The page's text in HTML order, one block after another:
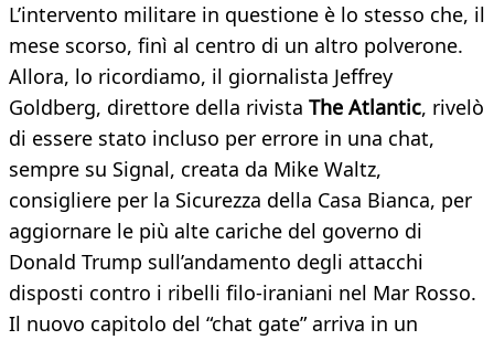
L’intervento militare in questione è lo stesso che, il
mese scorso, finì al centro di un altro polverone.
Allora, lo ricordiamo, il giornalista Jeffrey
Goldberg, direttore della rivista The Atlantic, rivelò
di essere stato incluso per errore in una chat,
sempre su Signal, creata da Mike Waltz,
consigliere per la Sicurezza della Casa Bianca, per
aggiornare le più alte cariche del governo di
Donald Trump sull’andamento degli attacchi
disposti contro i ribelli filo-iraniani nel Mar Rosso.
Il nuovo capitolo del “chat gate” arriva in un